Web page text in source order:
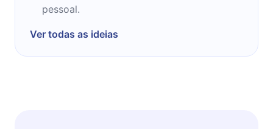
pessoal.
Ver todas as ideias